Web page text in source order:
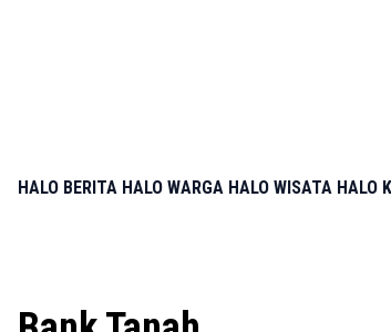
HALO BERITA HALO WARGA HALO WISATA HALO